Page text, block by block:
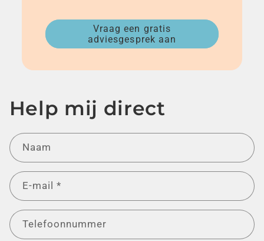
Vraag een gratis
adviesgesprek aan
Help mij direct
Naam
E‑mail*
Telefoonnummer